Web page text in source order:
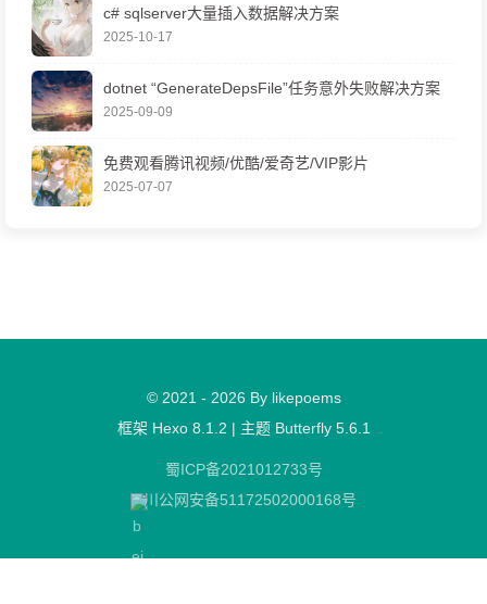
c# sqlserver大量插入数据解决方案
2025-10-17
dotnet “GenerateDepsFile”任务意外失败解决方案
2025-09-09
免费观看腾讯视频/优酷/爱奇艺/VIP影片
2025-07-07
© 2021 - 2026 By likepoems
框架 Hexo 8.1.2 | 主题 Butterfly 5.6.1
蜀ICP备2021012733号
川公网安备51172502000168号